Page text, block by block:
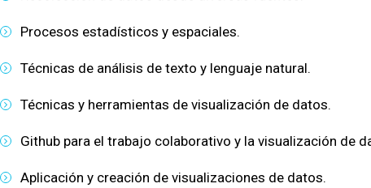
Procesos estadísticos y espaciales.
Técnicas de análisis de texto y lenguaje natural.
Técnicas y herramientas de visualización de datos.
Github para el trabajo colaborativo y la visualización de
Aplicación y creación de visualizaciones de datos.